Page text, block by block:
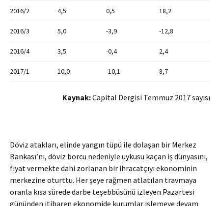
2016/2 4,5 0,5 18,2
2016/3 5,0 -3,9 -12,8
2016/4 3,5 -0,4 2,4
2017/1 10,0 -10,1 8,7
Kaynak:Capital Dergisi Temmuz 2017 sayısı
Döviz atakları, elinde yangın tüpü ile dolaşan bir Merkez
Bankası’nı, döviz borcu nedeniyle uykusu kaçan iş dünyasını,
fiyat vermekte dahi zorlanan bir ihracatçıyı ekonominin
merkezine oturttu. Her şeye rağmen atlatılan travmaya
oranla kısa sürede darbe teşebbüsünü izleyen Pazartesi
gününden itibaren ekonomide kurumlar işlemeye devam